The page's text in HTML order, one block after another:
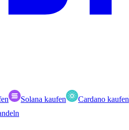
Solana kaufen Cardano kaufen